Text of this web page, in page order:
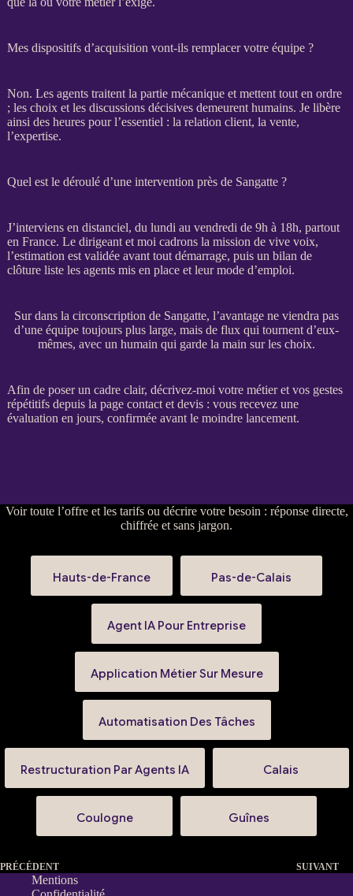
Mes dispositifs d’acquisition vont-ils remplacer votre équipe ?
Non. Les agentstraitent la partie mécanique et mettent tout en ordre
; les choix et les discussions décisives demeurent humains. Je libère
ainsi des heures pour l’essentiel : la relation client, la vente,
l’expertise.
Quel est le déroulé d’une intervention près de Sangatte ?
J’interviens en distanciel, du lundi au vendredi de 9h à 18h, partout
en France. Le dirigeant et moi cadrons la mission de vive voix,
l’estimation est validée avant tout démarrage, puis un bilan de
clôture liste les agentsmis en place et leur mode d’emploi.
Sur dans la circonscription de Sangatte, l’avantage ne viendra pas
d’une équipe toujours plus large, mais de flux qui tournent d’eux-
mêmes, avec un humain qui garde la main sur les choix.
Afin de poser un cadre clair, décrivez-moi votre métier et vos gestes
répétitifs depuis la page contact et devis: vous recevez une
évaluation en jours, confirmée avant le moindre lancement.
Voirtoute l’offre et les tarifsou décrire votre besoin : réponse directe,
chiffrée et sans jargon.
Hauts-de-France Pas-de-Calais
Agent IA Pour Entreprise
Application Métier Sur Mesure
Automatisation Des Tâches
Restructuration Par Agents IA Calais
Coulogne Guînes
PRÉCÉDENT SUIVANT
Mentions